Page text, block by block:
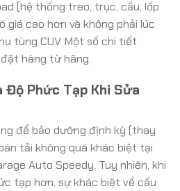
(hệ thống treo, trục, cầu, lốp
giá cao hơn và không phải lúc
tùng CUV. Một số chi tiết
hàng từ hãng.
Độ Phức Tạp Khi Sửa
để bảo dưỡng định kỳ (thay
tải không quá khác biệt tại
Auto Speedy. Tuy nhiên, khi
tạp hơn, sự khác biệt về cấu